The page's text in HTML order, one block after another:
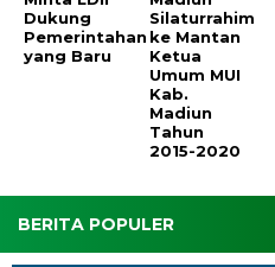
Dukung
Pemerintahan
yang Baru
Silaturrahim
ke Mantan
Ketua
Umum MUI
Kab.
Madiun
Tahun
2015-2020
BERITA POPULER